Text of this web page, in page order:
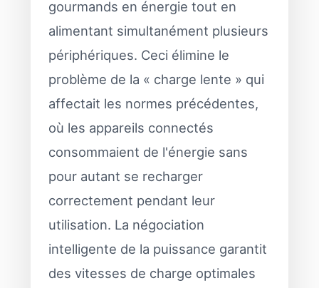
gourmands en énergie tout en
alimentant simultanément plusieurs
périphériques. Ceci élimine le
problème de la « charge lente » qui
affectait les normes précédentes,
où les appareils connectés
consommaient de l'énergie sans
pour autant se recharger
correctement pendant leur
utilisation. La négociation
intelligente de la puissance garantit
des vitesses de charge optimales